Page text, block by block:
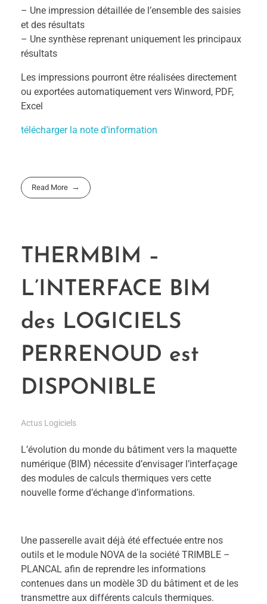
– Une impression détaillée de l’ensemble des saisies
et des résultats
– Une synthèse reprenant uniquement les principaux
résultats
Les impressions pourront être réalisées directement
ou exportées automatiquement vers Winword, PDF,
Excel
télécharger la note d’information
Read More
THERMBIM –
L’INTERFACE BIM
des LOGICIELS
PERRENOUD est
DISPONIBLE
Actus Logiciels
L’évolution du monde du bâtiment vers la maquette
numérique (BIM) nécessite d’envisager l’interfaçage
des modules de calculs thermiques vers cette
nouvelle forme d’échange d’informations.
Une passerelle avait déjà été effectuée entre nos
outils et le module NOVA de la société TRIMBLE –
PLANCAL afin de reprendre les informations
contenues dans un modèle 3D du bâtiment et de les
transmettre aux différents calculs thermiques.